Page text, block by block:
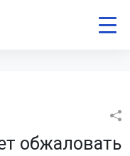
обжаловать